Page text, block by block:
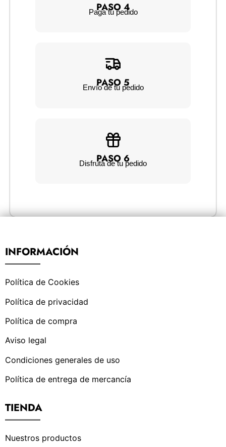
PASO 4
Paga tu pedido
PASO 5
Envío de tu pedido
PASO 6
Disfruta de tu pedido
INFORMACIÓN
Política de Cookies
Política de privacidad
Política de compra
Aviso legal
Condiciones generales de uso
Política de entrega de mercancía
TIENDA
Nuestros productos